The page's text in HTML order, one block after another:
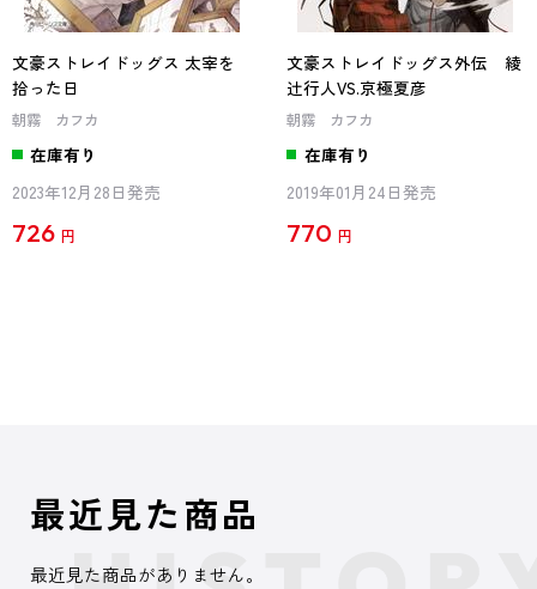
文豪ストレイドッグス 太宰を
拾った日
朝霧 カフカ
在庫有り
2023年12月28日発売
726 円
文豪ストレイドッグス外伝 綾
辻行人VS.京極夏彦
朝霧 カフカ
在庫有り
2019年01月24日発売
770 円
最近見た商品
最近見た商品がありません。